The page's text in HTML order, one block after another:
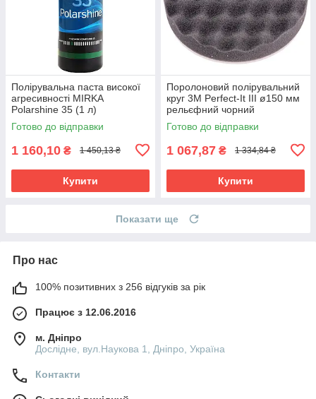
Полірувальна паста високої
агресивності MIRKA
Polarshine 35 (1 л)
Готово до відправки
1 160,10 ₴ 1 450,13 ₴
Купити
Поролоновий полірувальний
круг 3M Perfect-It III ø150 мм
рельєфний чорний
Готово до відправки
1 067,87 ₴ 1 334,84 ₴
Купити
Показати ще
Про нас
100% позитивних з 256 відгуків за рік
Працює з 12.06.2016
м. Дніпро
Дослідне, вул.Наукова 1, Дніпро, Україна
Контакти